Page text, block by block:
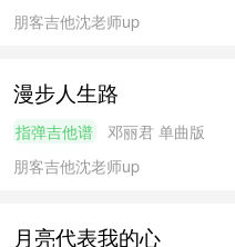
朋客吉他沈老师up
漫步人生路
指弹吉他谱 邓丽君 单曲版
朋客吉他沈老师up
月亮代表我的心